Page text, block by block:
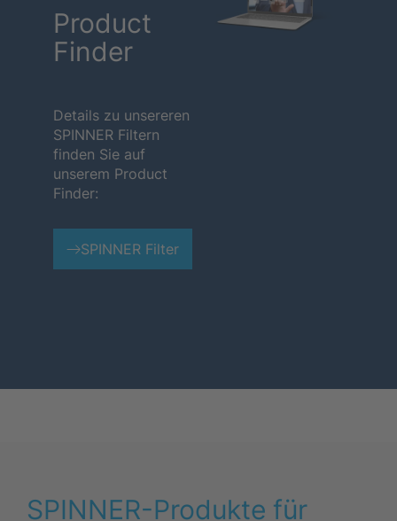
Product
Finder
Details zu unsereren
SPINNER Filtern
finden Sie auf
unserem Product
Finder:
SPINNER Filter
SPINNER-Produkte für